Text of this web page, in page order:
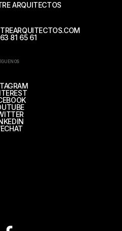
ARQUITECTOS
81 65 61